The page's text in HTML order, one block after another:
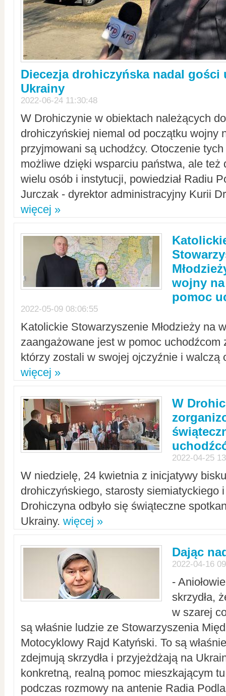
Diecezja drohiczyńska nadal gości
Ukrainy
2022-06-24 11:30:48
W Drohiczynie w obiektach należących
drohiczyńskiej niemal od początku wojny
przyjmowani są uchodźcy. Otoczenie
możliwe dzięki wsparciu państwa, ale też
wielu osób i instytucji, powiedział Radiu
Jurczak - dyrektor administracyjny Kurii
więcej »
wojny
pomoc
2022-05-09 08:06:55
Katolickie Stowarzyszenie Młodzieży na
zaangażowane jest w pomoc uchodźcom
którzy zostali w swojej ojczyźnie i walczą
więcej »
W
2022-04-25
W niedzielę, 24 kwietnia z inicjatywy
drohiczyńskiego, starosty siemiatyckiego
Drohiczyna odbyło się świąteczne
Ukrainy. więcej »
Dając
2022-04-16
-
skrzydła,
w szarej
są właśnie ludzie ze Stowarzyszenia
Motocyklowy Rajd Katyński. To są
zdejmują skrzydła i przyjeżdżają na
konkretną, realną pomoc mieszkającym
podczas rozmowy na antenie Radia